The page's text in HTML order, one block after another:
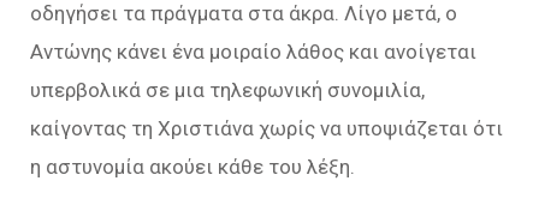
οδηγήσει τα πράγματα στα άκρα. Λίγο μετά, ο
Αντώνης κάνει ένα μοιραίο λάθος και ανοίγεται
υπερβολικά σε μια τηλεφωνική συνομιλία,
καίγοντας τη Χριστιάνα χωρίς να υποψιάζεται ότι
η αστυνομία ακούει κάθε του λέξη.